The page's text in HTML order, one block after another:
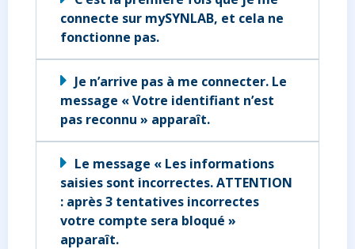
connecte sur mySYNLAB, et cela ne
fonctionne pas.
Je n’arrive pas à me connecter. Le
message « Votre identifiant n’est
pas reconnu » apparaît.
Le message « Les informations
saisies sont incorrectes. ATTENTION
: après 3 tentatives incorrectes
votre compte sera bloqué »
apparaît.